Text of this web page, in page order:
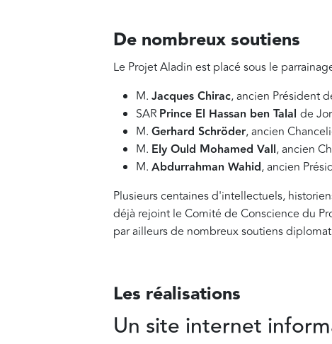
De nombreux soutiens
Le Projet Aladin est placé sous le
M. Jacques Chirac, ancien Président
SAR Prince El Hassan ben Talal de
M. Gerhard Schröder, ancien
M. Ely Ould Mohamed Vall, ancien
M. Abdurrahman Wahid, ancien
Plusieurs centaines d'intellectuels,
déjà rejoint le Comité de Conscience du
par ailleurs de nombreux soutiens
Les réalisations
Un site internet